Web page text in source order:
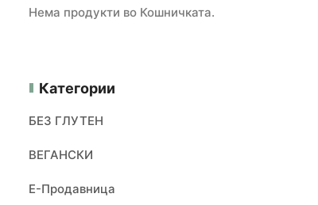
Нема продукти во Кошничката.
Категории
БЕЗ ГЛУТЕН
ВЕГАНСКИ
Е-Продавница